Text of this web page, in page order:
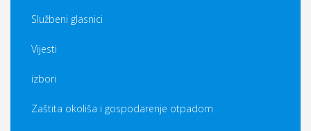
Službeni glasnici
Vijesti
izbori
Zaštita okoliša i gospodarenje otpadom